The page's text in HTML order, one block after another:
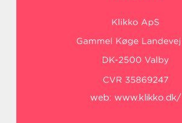
web: www.klikko.dk/